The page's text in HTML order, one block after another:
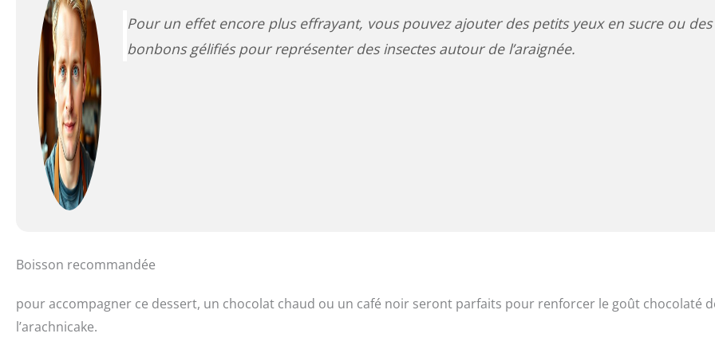
Pour un effet encore plus effrayant, vous pouvez ajouter des petits yeux en sucre ou des
bonbons gélifiés pour représenter des insectes autour de l’araignée.
Boisson recommandée
pour accompagner ce dessert, un chocolat chaud ou un café noir seront parfaits pour renforcer le goût chocolaté
l’arachnicake.